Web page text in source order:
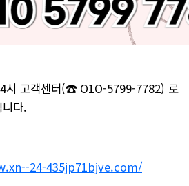
시 고객센터(☎ O1O-5799-7782) 로
다.
24-435jp71bjve.com/